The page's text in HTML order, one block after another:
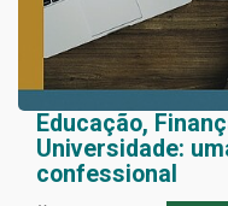
Educação,
Universidade:
confessional